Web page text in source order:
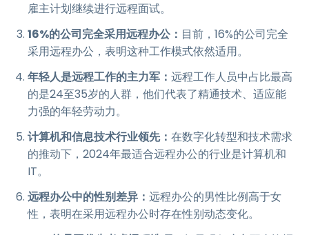
雇主计划继续进行远程面试。
16%的公司完全采用远程办公： 目前，16%的公司完全
采用远程办公，表明这种工作模式依然适用。
年轻人是远程工作的主力军： 远程工作人员中占比最高
的是24至35岁的人群，他们代表了精通技术、适应能
力强的年轻劳动力。
计算机和信息技术行业领先： 在数字化转型和技术需求
的推动下，2024年最适合远程办公的行业是计算机和
IT。
远程办公中的性别差异： 远程办公的男性比例高于女
性，表明在采用远程办公时存在性别动态变化。